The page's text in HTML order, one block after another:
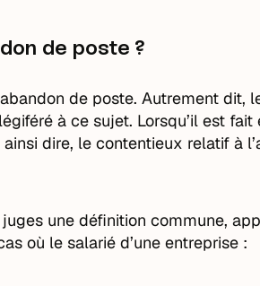
de poste ?
de poste. Autrement dit,
à ce sujet. Lorsqu’il est fait
dire, le contentieux relatif à
une définition commune,
où le salarié d’une entreprise :